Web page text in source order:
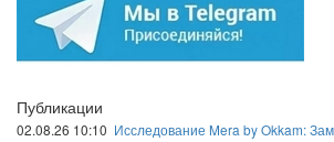
Публикации
02.08.26 10:10 Исследование Mera by Okkam: